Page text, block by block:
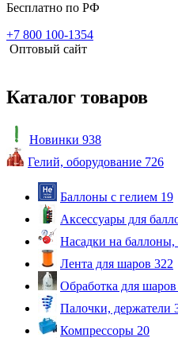
Бесплатно по РФ
+7 800 100-1354
Оптовый сайт
Каталог товаров
Новинки 938
Гелий, оборудование 726
Баллоны с гелием 19
Аксессуары для
Насадки на баллоны,
Лента для шаров 322
Обработка для шаров
Палочки, держатели
Компрессоры 20